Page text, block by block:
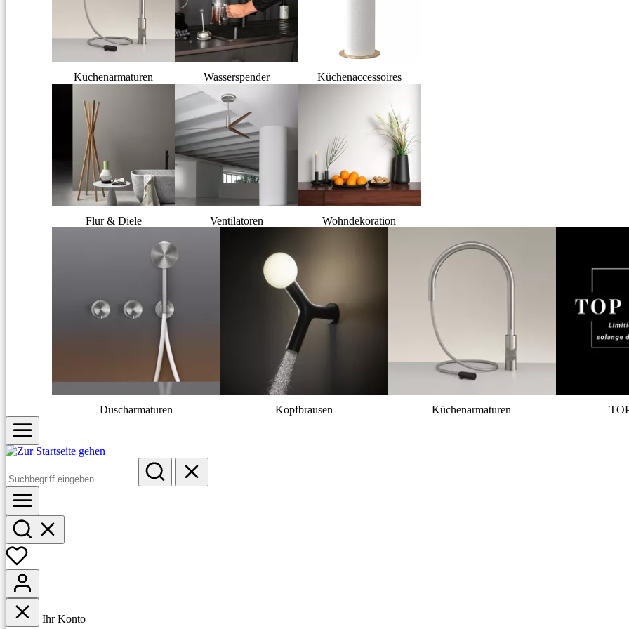
Küchenarmaturen Wasserspender Küchenaccessoires
Flur & Diele Ventilatoren Wohndekoration
Duscharmaturen Kopfbrausen Küchenarmaturen
Ihr Konto